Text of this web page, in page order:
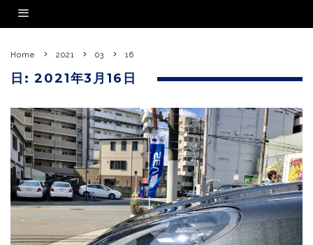
Home 2021 03 16
日:2021年3月16日